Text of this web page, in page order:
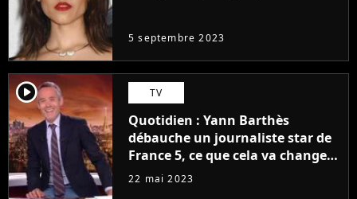
5 septembre 2023
player2 TV
Quotidien : Yann Barthès
débauche un journaliste star de
France 5, ce que cela va changer
à la rentrée
22 mai 2023